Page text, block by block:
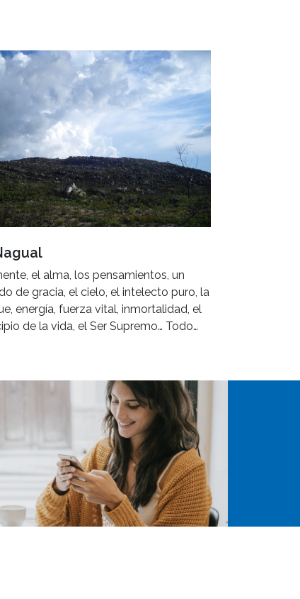
el alma, los pensamientos, un
de gracia, el cielo, el intelecto puro, la
energía, fuerza vital, inmortalidad, el
de la vida, el Ser Supremo… Todo…